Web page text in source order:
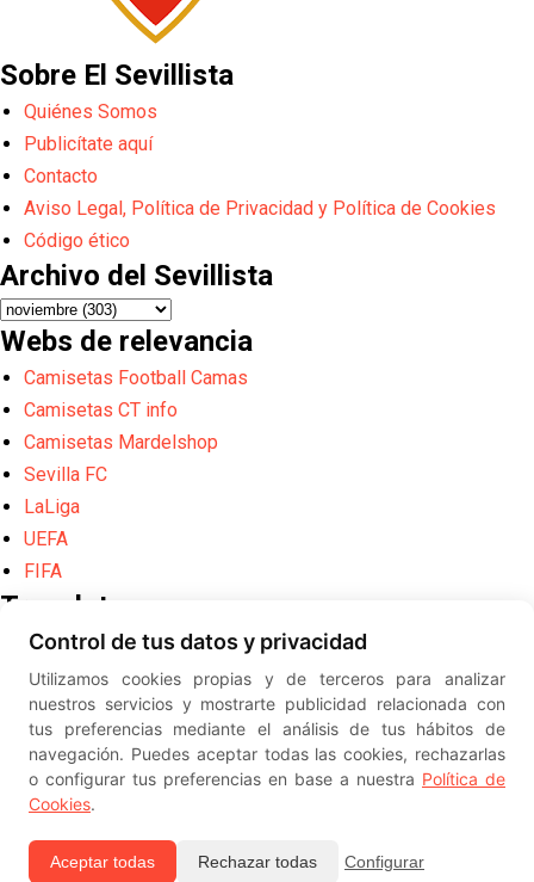
Sobre El Sevillista
Quiénes Somos
Publicítate aquí
Contacto
Aviso Legal, Política de Privacidad y Política de Cookies
Código ético
Archivo del Sevillista
Webs de relevancia
Camisetas Football Camas
Camisetas CT info
Camisetas Mardelshop
Sevilla FC
LaLiga
UEFA
FIFA
Translate
Powered by
Translate
Diseño web creado por Erick
© ElSevillista.es - Información sobre
el Sevilla FC, Sevilla Atlético, Sevilla Femenino y su Cantera
-- --
Control de tus datos y privacidad
Utilizamos cookies propias y de terceros para analizar
nuestros servicios y mostrarte publicidad relacionada con
tus preferencias mediante el análisis de tus hábitos de
navegación. Puedes aceptar todas las cookies, rechazarlas
o configurar tus preferencias en base a nuestra Política de
Cookies.
Aceptar todas Rechazar todas Configurar
2026